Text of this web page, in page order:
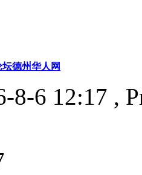
坛德州华人网
8-6 12:17 ,